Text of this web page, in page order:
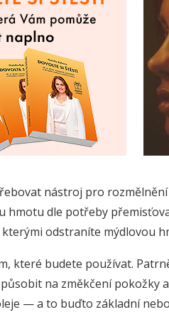
nástroj pro
hmotu dle potřeby
odstraníte mýdlovou
které budete používat.
na změkčení pokožky
— a to buďto základní